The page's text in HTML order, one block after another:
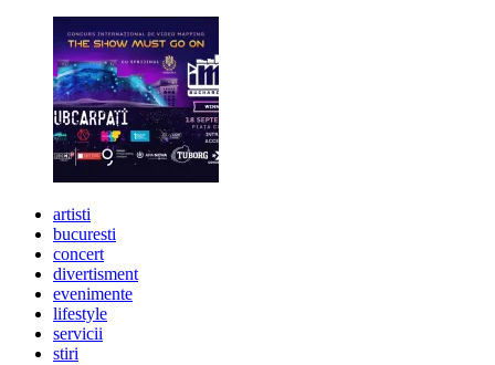
artisti
bucuresti
concert
divertisment
evenimente
lifestyle
servicii
stiri